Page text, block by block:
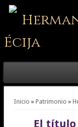
Écija
Se
Inicio » Patrimonio »
El título